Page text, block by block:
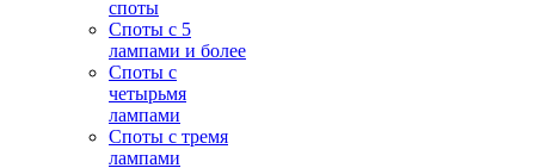
споты
Споты с 5
лампами и более
Споты с
четырьмя
лампами
Споты с тремя
лампами